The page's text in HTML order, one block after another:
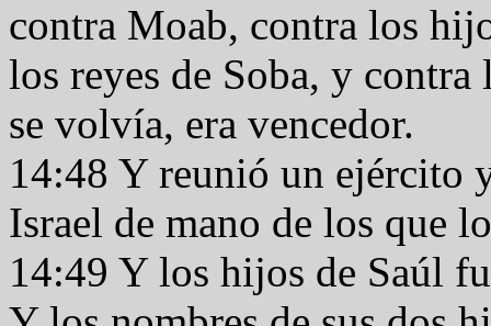
contra Moab, contra los
los reyes de Soba, y
se volvía, era vencedor.
14:48 Y reunió un ejército
Israel de mano de los que
14:49 Y los hijos de Saúl